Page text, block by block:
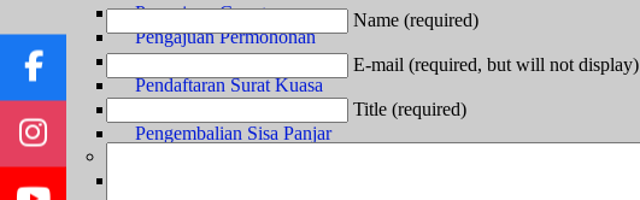
Pengajuan Gugatan
Pengajuan Permohonan
Pengajuan Upaya Hukum
Pendaftaran Surat Kuasa
Pengembalian Sisa Panjar
Name (required)
E-mail (required, but will not display)
Title (required)